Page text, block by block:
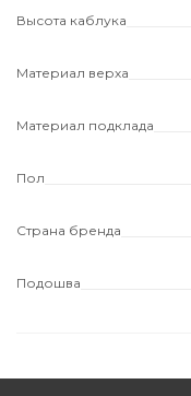
Высота каблука
Материал верха
Материал подклада
Пол
Страна бренда
Подошва